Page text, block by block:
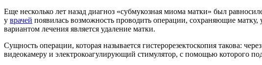
Еще несколько лет назад диагноз «субмукозная миома матки» был
у врачей появилась возможность проводить операции, сохраняющие
вариантом лечения является удаление матки.
Сущность операции, которая называется гистерорезектоскопия такова:
видеокамеру и электрокоагулирующий стимулятор, с помощью которого